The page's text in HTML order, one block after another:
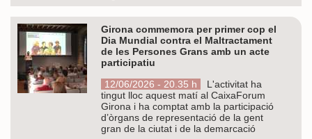
Girona commemora per primer cop el
Dia Mundial contra el Maltractament
de les Persones Grans amb un acte
participatiu
12/06/2026 - 20.35 h
L'activitat ha
tingut lloc aquest matí al CaixaForum
Girona i ha comptat amb la participació
d’òrgans de representació de la gent
gran de la ciutat i de la demarcació